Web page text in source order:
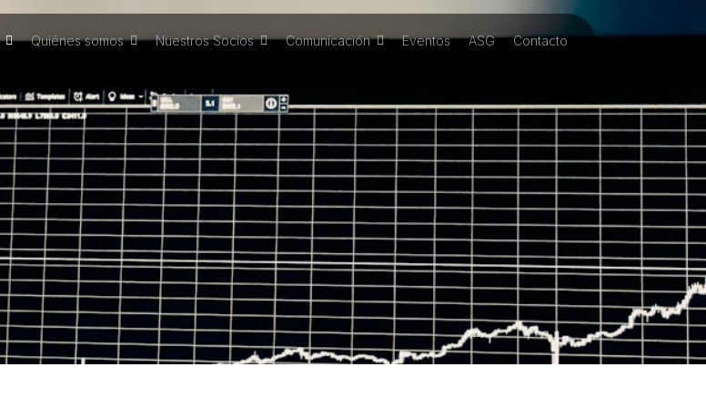
Quiénes somos Nuestros Socios Comunicación Eventos ASG Contacto